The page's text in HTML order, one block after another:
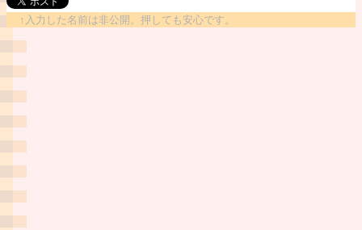
↑入力した名前は非公開。押しても安心です。